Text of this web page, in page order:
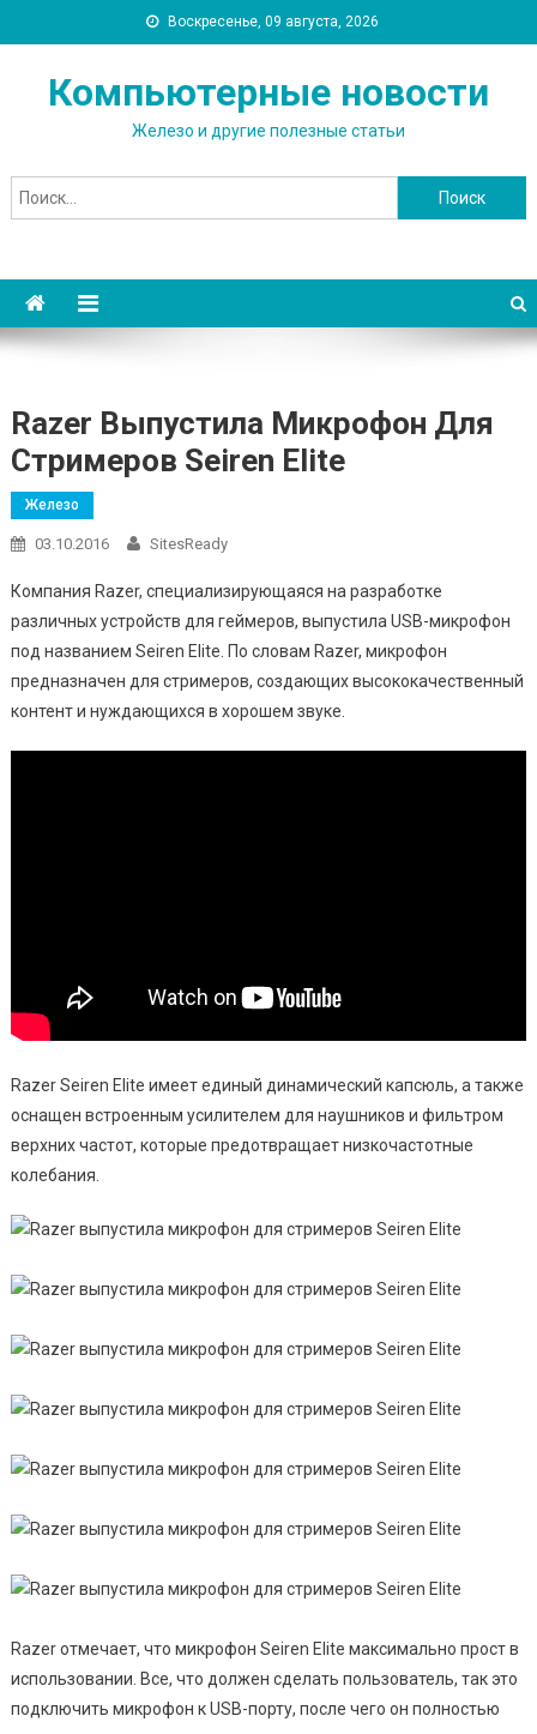
Воскресенье, 09 августа, 2026
Компьютерные новости
Железо и другие полезные статьи
Найти:
Razer Выпустила Микрофон Для
Стримеров Seiren Elite
Железо
03.10.2016 SitesReady
Компания Razer, специализирующаяся на разработке
различных устройств для геймеров, выпустила USB-микрофон
под названием Seiren Elite. По словам Razer, микрофон
предназначен для стримеров, создающих высококачественный
контент и нуждающихся в хорошем звуке.
Razer Seiren Elite имеет единый динамический капсюль, а также
оснащен встроенным усилителем для наушников и фильтром
верхних частот, которые предотвращает низкочастотные
колебания.
Razer отмечает, что микрофон Seiren Elite максимально прост в
использовании. Все, что должен сделать пользователь, так это
подключить микрофон к USB-порту, после чего он полностью